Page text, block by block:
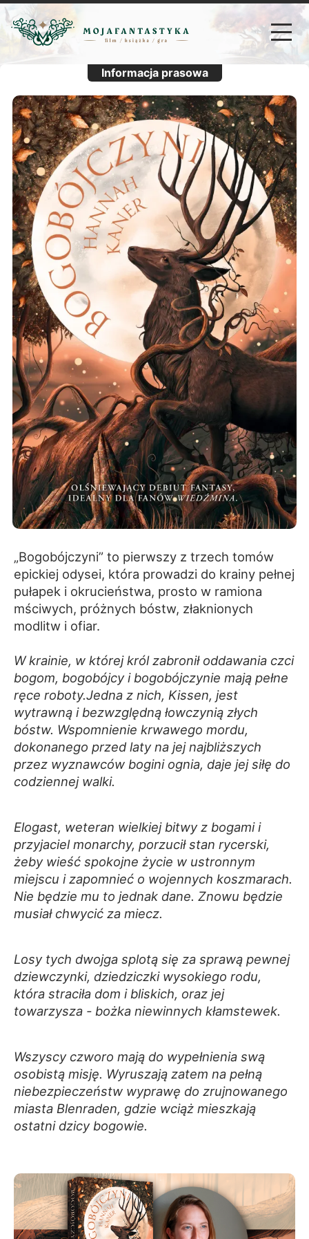
Informacja prasowa
„Bogobójczyni” to pierwszy z trzech tomów
epickiej odysei, która prowadzi do krainy pełnej
pułapek i okrucieństwa, prosto w ramiona
mściwych, próżnych bóstw, złaknionych
modlitw i ofiar.
W krainie, w której król zabronił oddawania czci
bogom, bogobójcy i bogobójczynie mają pełne
ręce roboty.Jedna z nich, Kissen, jest
wytrawną i bezwzględną łowczynią złych
bóstw. Wspomnienie krwawego mordu,
dokonanego przed laty na jej najbliższych
przez wyznawców bogini ognia, daje jej siłę do
codziennej walki.
Elogast, weteran wielkiej bitwy z bogami i
przyjaciel monarchy, porzucił stan rycerski,
żeby wieść spokojne życie w ustronnym
miejscu i zapomnieć o wojennych koszmarach.
Nie będzie mu to jednak dane. Znowu będzie
musiał chwycić za miecz.
Losy tych dwojga splotą się za sprawą pewnej
dziewczynki, dziedziczki wysokiego rodu,
która straciła dom i bliskich, oraz jej
towarzysza - bożka niewinnych kłamstewek.
Wszyscy czworo mają do wypełnienia swą
osobistą misję. Wyruszają zatem na pełną
niebezpieczeństw wyprawę do zrujnowanego
miasta Blenraden, gdzie wciąż mieszkają
ostatni dzicy bogowie.